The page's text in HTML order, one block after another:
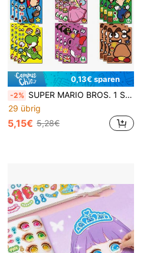
0,13€ sparen
-2% SUPER MARIO BROS. 1 Set Charakter-Erstellungs-Aktivitäts-Aufkleberbogen, DIY Mix-and-Match Gesichtsaufkleber, bunte Cartoon-Spiel-Aufkleber, geeignet für Fans und Veranstaltungen
29 übrig
5,15€ 5,28€